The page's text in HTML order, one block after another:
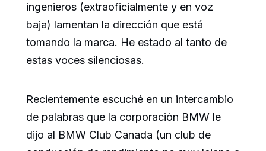
ingenieros (extraoficialmente y en voz
baja) lamentan la dirección que está
tomando la marca. He estado al tanto de
estas voces silenciosas.
Recientemente escuché en un intercambio
de palabras que la corporación BMW le
dijo al BMW Club Canada (un club de